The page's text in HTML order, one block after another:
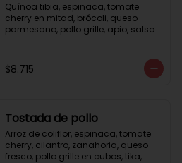
Quínoa tibia, espinaca, tomate
cherry en mitad, brócoli, queso
parmesano, pollo grille, apio, salsa
$8.715
Tostada de pollo
Arroz de coliflor, espinaca, tomate
cherry, cilantro, zanahoria, queso
fresco, pollo grille en cubos, tika,